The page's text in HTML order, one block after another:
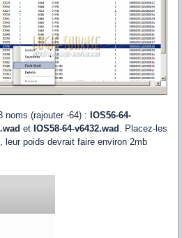
noms (rajouter -64) : IOS56-64-
et IOS58-64-v6432.wad . Placez-les
leur poids devrait faire environ 2mb